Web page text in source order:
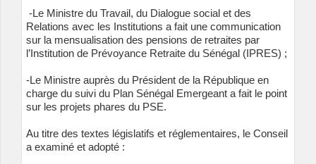
-Le Ministre du Travail, du Dialogue social et des
Relations avec les Institutions a fait une communication
sur la mensualisation des pensions de retraites par
l’Institution de Prévoyance Retraite du Sénégal (IPRES) ;
-Le Ministre auprès du Président de la République en
charge du suivi du Plan Sénégal Emergeant a fait le point
sur les projets phares du PSE.
Au titre des textes législatifs et réglementaires, le Conseil
a examiné et adopté :